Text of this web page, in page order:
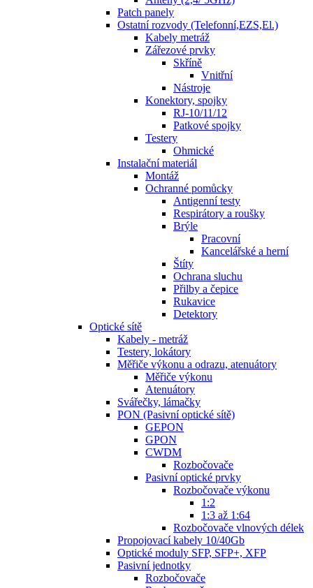
Patch panely
Ostatní rozvody (Telefonní,EZS,El.)
Kabely metráž
Zářezové prvky
Skříně
Vnitřní
Nástroje
Konektory, spojky
RJ-10/11/12
Patkové spojky
Testery
Ohmické
Instalační materiál
Montáž
Ochranné pomůcky
Antigenní testy
Respirátory a roušky
Brýle
Pracovní
Kancelářské a herní
Štíty
Ochrana sluchu
Přilby a čepice
Rukavice
Detektory
Optické sítě
Kabely - metráž
Testery, lokátory
Měřiče výkonu a odrazu, atenuátory
Měřiče výkonu
Atenuátory
Svářečky, lámačky
PON (Pasivní optické sítě)
GEPON
GPON
CWDM
Rozbočovače
Pasivní optické prvky
Rozbočovače výkonu
1:2
1:3 až 1:64
Rozbočovače vlnových délek
Propojovací kabely 10/40Gb
Optické moduly SFP, SFP+, XFP
Pasivní jednotky
Rozbočovače